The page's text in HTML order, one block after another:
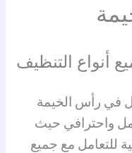
أنواع التنظيف
في رأس الخيمة
واحترافي حيث
للتعامل مع جميع